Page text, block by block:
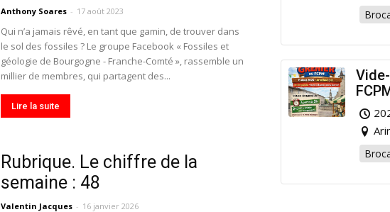
Anthony Soares - 17 août 2023
Qui n’a jamais rêvé, en tant que gamin, de trouver dans
le sol des fossiles ? Le groupe Facebook « Fossiles et
géologie de Bourgogne - Franche-Comté », rassemble un
millier de membres, qui partagent des...
Lire la suite
Rubrique. Le chiffre de la
semaine : 48
Valentin Jacques - 16 janvier 2026